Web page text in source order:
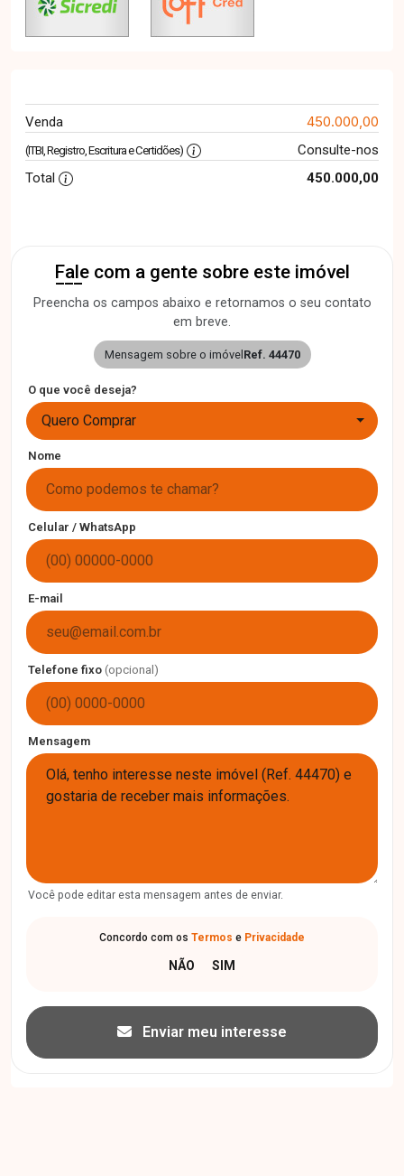
Venda 450.000,00
(ITBI, Registro, Escritura e Certidões)
Consulte-nos
Total
450.000,00
Fale com a gente sobre este imóvel
Preencha os campos abaixo e retornamos o seu contato
em breve.
Mensagem sobre o imóvel Ref. 44470
O que você deseja?
Quero Comprar
Nome
Celular / WhatsApp
E-mail
Telefone fixo (opcional)
Mensagem
Você pode editar esta mensagem antes de enviar.
Concordo com os Termos e Privacidade
Enviar meu interesse